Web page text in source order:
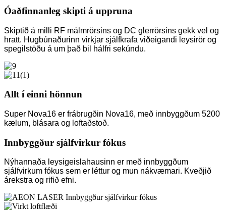
Óaðfinnanleg skipti á uppruna
Skiptið á milli RF málmrörsins og DC glerrörsins gekk vel og
hratt. Hugbúnaðurinn virkjar sjálfkrafa viðeigandi leysirör og
spegilstöðu á um það bil hálfri sekúndu.
Allt í einni hönnun
Super Nova16 er frábrugðin Nova16, með innbyggðum 5200
kælum, blásara og loftaðstoð.
Innbyggður sjálfvirkur fókus
Nýhannaða leysigeislahausinn er með innbyggðum
sjálfvirkum fókus sem er léttur og mun nákvæmari. Kveðjið
árekstra og rifið efni.